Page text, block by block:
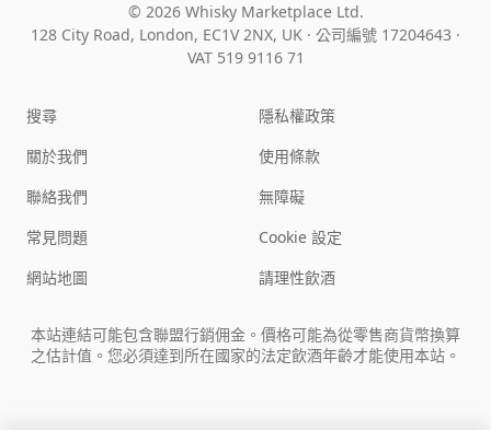
© 2026 Whisky Marketplace Ltd.
128 City Road, London, EC1V 2NX, UK · 公司編號 17204643 ·
VAT 519 9116 71
搜尋
關於我們
聯絡我們
常見問題
網站地圖
隱私權政策
使用條款
無障礙
Cookie 設定
請理性飲酒
本站連結可能包含聯盟行銷佣金。價格可能為從零售商貨幣換算
之估計值。您必須達到所在國家的法定飲酒年齡才能使用本站。